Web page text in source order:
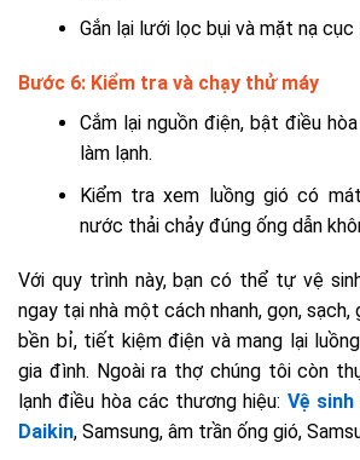
Gắn lại lưới lọc bụi và mặt nạ cục
Bước 6: Kiểm tra và chạy thử máy
Cắm lại nguồn điện, bật điều
làm lạnh.
Kiểm tra xem luồng gió có
nước thải chảy đúng ống dẫn
Với quy trình này, bạn có thể tự vệ
ngay tại nhà một cách nhanh, gọn,
bền bỉ, tiết kiệm điện và mang lại
gia đình. Ngoài ra thợ chúng tôi còn
lạnh điều hòa các thương hiệu: Vệ
Daikin, Samsung, âm trần ống gió,